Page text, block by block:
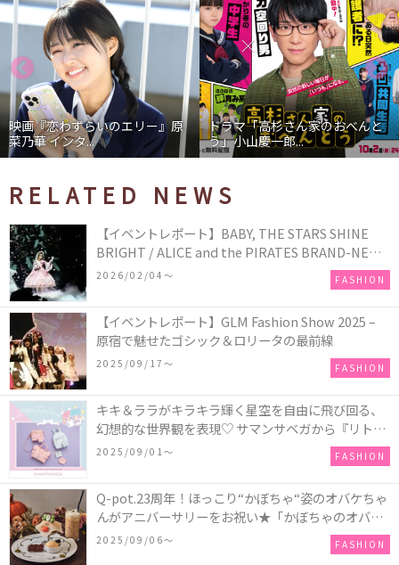
『恋わずらいのエリー』原
華 インタ...
ドラマ「高杉さん家のおべんと
う」小山慶一郎...
RELATED NEWS
【イベントレポート】BABY, THE STARS SHINE
BRIGHT / ALICE and the PIRATES BRAND-NEW
COLLECTION in TOKYO
2026/02/04〜 FASHION
【イベントレポート】GLM Fashion Show 2025 –
原宿で魅せたゴシック＆ロリータの最前線
2025/09/17〜 FASHION
キキ＆ララがキラキラ輝く星空を自由に飛び回る、
幻想的な世界観を表現♡ サマンサベガから『リトル
ツインスターズ』50周年アニバーサリーイヤー』を
2025/09/01〜 FASHION
Q-pot.23周年！ほっこり“かぼちゃ“姿のオバケちゃ
んがアニバーサリーをお祝い★「かぼちゃのオバケ
ーキアクセサリー」が新発売！Q-pot CAFE.では
「かぼちゃのオバケーキプレート」も登場
2025/09/06〜 FASHION